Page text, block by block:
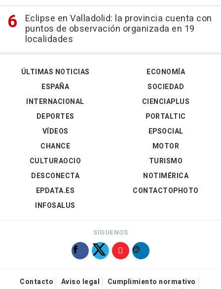
Eclipse en Valladolid: la provincia cuenta con
puntos de observación organizada en 19
localidades
ÚLTIMAS NOTICIAS
ESPAÑA
INTERNACIONAL
DEPORTES
VÍDEOS
ECONOMÍA
SOCIEDAD
CIENCIAPLUS
PORTALTIC
EPSOCIAL
CHANCE
CULTURAOCIO
DESCONECTA
EPDATA.ES
INFOSALUS
MOTOR
TURISMO
NOTIMÉRICA
CONTACTOPHOTO
SÍGUENOS
Contacto Aviso legal
Cumplimiento normativo